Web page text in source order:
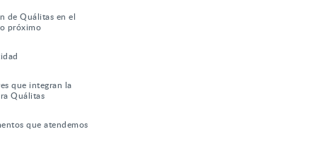
de Quálitas en el
próximo
que integran la
Quálitas
que atendemos